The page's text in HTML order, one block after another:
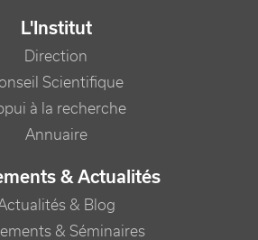
L'Institut
Direction
Scientifique
à la recherche
Annuaire
& Actualités
& Blog
& Séminaires